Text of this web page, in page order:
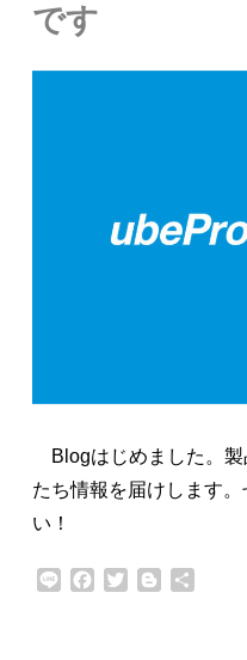
です
Blogはじめました。製
たち情報を届けします
い！
Line Facebook
TwitterBlogger